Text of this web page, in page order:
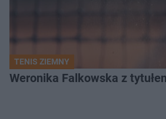
TENIS ZIEMNY
Weronika Falkowska z